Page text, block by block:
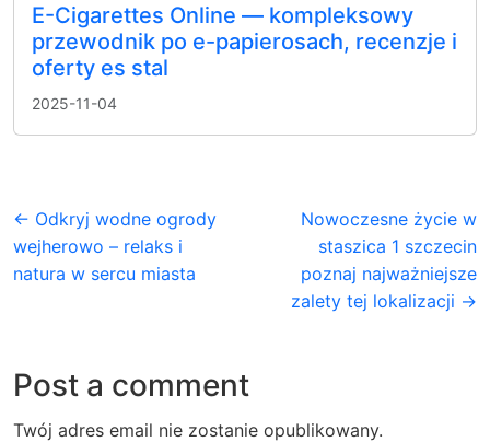
E-Cigarettes Online — kompleksowy
przewodnik po e-papierosach, recenzje i
oferty es stal
2025-11-04
← Odkryj wodne ogrody
wejherowo – relaks i
natura w sercu miasta
Nowoczesne życie w
staszica 1 szczecin
poznaj najważniejsze
zalety tej lokalizacji →
Post a comment
Twój adres email nie zostanie opublikowany.